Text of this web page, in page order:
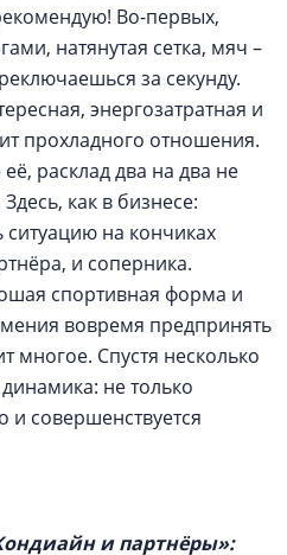
Во-первых,
натянутая сетка, мяч –
за секунду.
энергозатратная и
прохладного отношения.
расклад два на два не
как в бизнесе:
ситуацию на кончиках
и соперника.
спортивная форма и
вовремя предпринять
многое. Спустя несколько
не только
и совершенствуется
и партнёры»: